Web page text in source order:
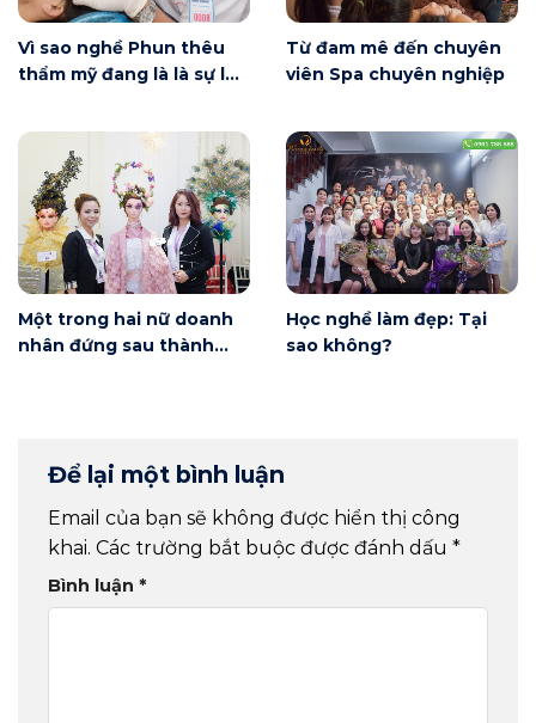
Vì sao nghề Phun thêu
thẩm mỹ đang là là sự lựa
trẻ?
Từ đam mê đến chuyên
viên Spa chuyên nghiệp
Một trong hai nữ doanh
nhân đứng sau thành
Học nghề làm đẹp: Tại
sao không?
Để lại một bình luận
Email của bạn sẽ không được hiển thị công
khai. Các trường bắt buộc được đánh dấu *
Bình luận *